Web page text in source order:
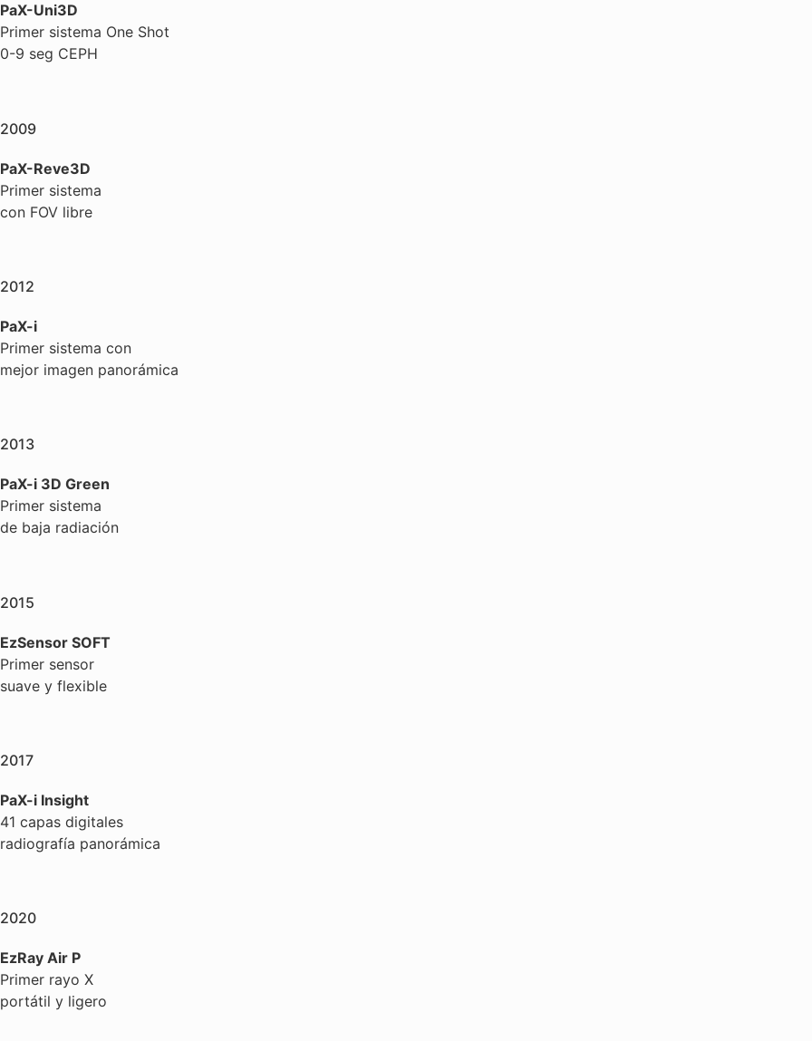
PaX-Uni3D
Primer sistema One Shot
0-9 seg CEPH
2009
PaX-Reve3D
Primer sistema
con FOV libre
2012
PaX-i
Primer sistema con
mejor imagen panorámica
2013
PaX-i 3D Green
Primer sistema
de baja radiación
2015
EzSensor SOFT
Primer sensor
suave y flexible
2017
PaX-i Insight
41 capas digitales
radiografía panorámica
2020
EzRay Air P
Primer rayo X
portátil y ligero